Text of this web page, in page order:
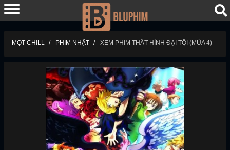
MỌT CHILL PHIM NHẬT XEM PHIM THẤT HÌNH ĐẠI TỘI (MÙA 4)